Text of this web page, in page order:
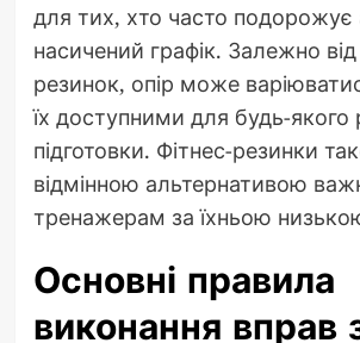
для тих, хто часто
насичений графік. Залежно від
резинок, опір може
їх доступними для будь-якого
підготовки. Фітнес-резинки
відмінною альтернативою
тренажерам за їхньою
Основні правила
виконання вправ